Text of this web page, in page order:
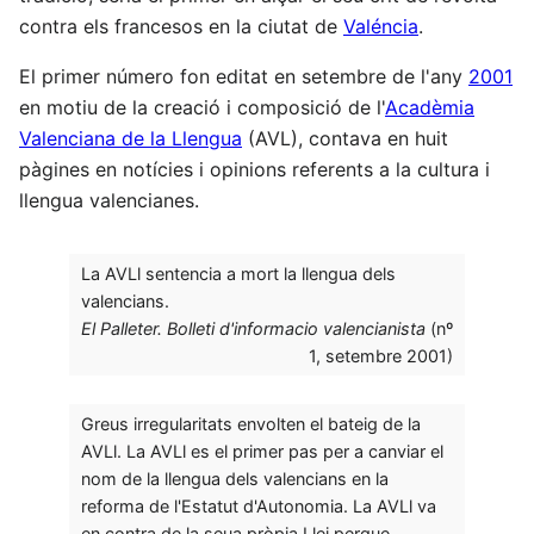
contra els francesos en la ciutat de Valéncia.
El primer número fon editat en setembre de l'any 2001
en motiu de la creació i composició de l'Acadèmia
Valenciana de la Llengua (AVL), contava en huit
pàgines en notícies i opinions referents a la cultura i
llengua valencianes.
La AVLl sentencia a mort la llengua dels
valencians.
El Palleter. Bolleti d'informacio valencianista (nº
1, setembre 2001)
Greus irregularitats envolten el bateig de la
AVLl. La AVLl es el primer pas per a canviar el
nom de la llengua dels valencians en la
reforma de l'Estatut d'Autonomia. La AVLl va